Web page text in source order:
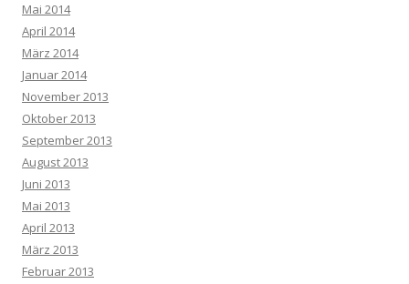
Mai 2014
April 2014
März 2014
Januar 2014
November 2013
Oktober 2013
September 2013
August 2013
Juni 2013
Mai 2013
April 2013
März 2013
Februar 2013